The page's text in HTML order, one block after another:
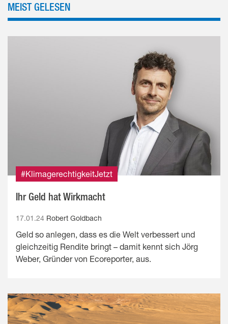
MEIST GELESEN
#KlimagerechtigkeitJetzt
Ihr Geld hat Wirkmacht
17.01.24 Robert Goldbach
Geld so anlegen, dass es die Welt verbessert und
gleichzeitig Rendite bringt – damit kennt sich Jörg
Weber, Gründer von Ecoreporter, aus.